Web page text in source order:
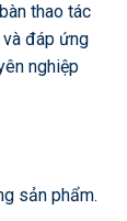
thao tác
đáp ứng
nghiệp
sản phẩm.